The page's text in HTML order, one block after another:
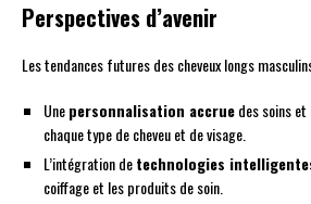
Perspectives d’avenir
Les tendances futures des cheveux longs
Unepersonnalisation accruedes soins
chaque type de cheveu et de visage.
L’intégration detechnologies
coiffage et les produits de soin.